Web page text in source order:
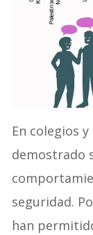
En colegios
demostrado
seguridad.
han